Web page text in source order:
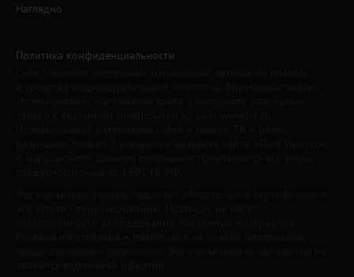
Наглядно
Политика конфиденциальности